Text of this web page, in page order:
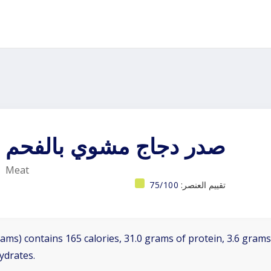
صدر دجاج مشوي بالفحم
Meat
تقييم العنصر: 75/100
contains 165 calories, 31.0 grams of protein, 3.6